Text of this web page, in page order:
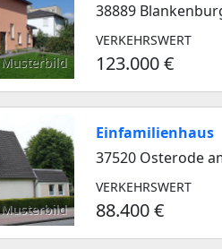
Musterbild
38889
VERKEHRSWERT
123.000 €
Musterbild
Einfamilienhaus
37520 Osterode
VERKEHRSWERT
88.400 €